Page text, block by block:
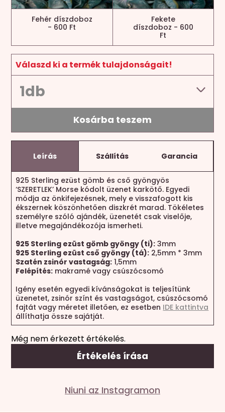
Fehér díszdoboz
- 600 Ft
Fekete
díszdoboz - 600
Ft
Válaszd ki a termék tulajdonságait!
Kosárba teszem
Leírás Szállítás Garancia
925 Sterling ezüst gömb és cső gyöngyös
‘SZERETLEK’ Morse kódolt üzenet karkötő. Egyedi
módja az önkifejezésnek, mely e visszafogott kis
ékszernek köszönhetően diszkrét marad. Tökéletes
személyre szóló ajándék, üzenetét csak viselője,
illetve megajándékozója ismerheti.
925 Sterling ezüst gömb gyöngy (ti): 3mm
925 Sterling ezüst cső gyöngy (tá): 2,5mm * 3mm
Szatén zsinór vastagság: 1,5mm
Felépítés: makramé vagy csúszócsomó
Igény esetén egyedi kívánságokat is teljesítünk
üzenetet, zsinór színt és vastagságot, csúszócsomó
fajtát vagy méretet illetően, ez esetben IDE kattintva
állíthatja össze sajátját.
Még nem érkezett értékelés.
Értékelés írása
Az e-mail címet nem tesszük közzé.
Niuni az Instagramon